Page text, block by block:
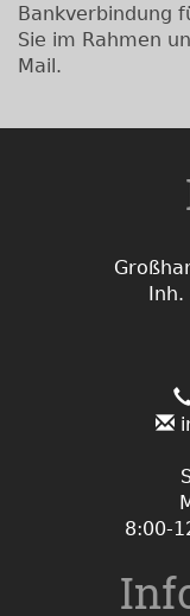
Bankverbindung
Sie im Rahmen
Mail.
Inh.
8:00-